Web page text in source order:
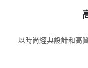
以時尚經典設計和高